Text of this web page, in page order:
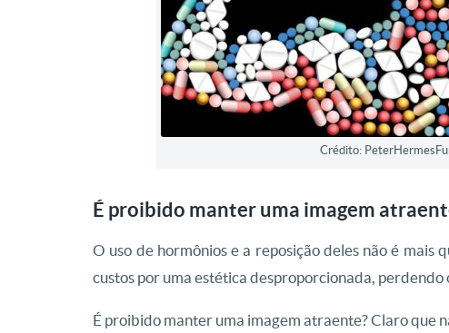
Crédito:
É proibido manter uma imagem
O uso de hormônios e a reposição deles não é mais
custos por uma estética desproporcionada, perdendo
É proibido manter uma imagem atraente? Claro que